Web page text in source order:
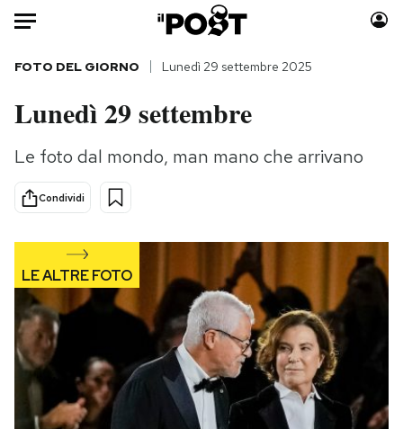
Auto
HOME
Italia
Politica
Internet
Scienza
Cultura
Economia
Ok Boomer!
Media
Europa
Altrecose
Mondiali calcio 2026
FOTO DEL GIORNO Lunedì 29 settembre 2025
Lunedì 29 settembre
Le foto dal mondo, man mano che arrivano
Condividi